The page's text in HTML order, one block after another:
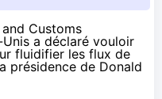
Customs
a déclaré vouloir
fluidifier les flux de
présidence de Donald